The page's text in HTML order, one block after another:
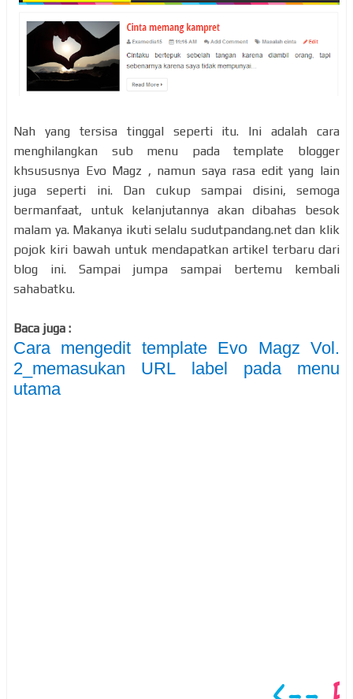
Nah yang tersisa tinggal seperti itu. Ini adalah cara
menghilangkan sub menu pada template blogger
khsususnya Evo Magz , namun saya rasa edit yang lain
juga seperti ini. Dan cukup sampai disini, semoga
bermanfaat, untuk kelanjutannya akan dibahas besok
malam ya. Makanya ikuti selalu sudutpandang.net dan klik
pojok kiri bawah untuk mendapatkan artikel terbaru dari
blog ini. Sampai jumpa sampai bertemu kembali
sahabatku.
Baca juga :
Cara mengedit template Evo Magz Vol.
2_memasukan URL label pada menu
utama